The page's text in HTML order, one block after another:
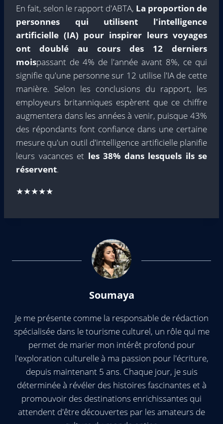
En fait, selon le rapport d'ABTA, La proportion de
personnes qui utilisent l'intelligence
artificielle (IA) pour inspirer leurs voyages
ont doublé au cours des 12 derniers
moispassant de 4% de l'année avant 8%, ce qui
signifie qu'une personne sur 12 utilise l'IA de cette
manière. Selon les conclusions du rapport, les
employeurs britanniques espèrent que ce chiffre
augmentera dans les années à venir, puisque 43%
des répondants font confiance dans une certaine
mesure qu'un outil d'intelligence artificielle planifie
leurs vacances et les 38% dans lesquels ils se
réservent.
★★★★★
Soumaya
Je me présente comme la responsable de rédaction
spécialisée dans le tourisme culturel, un rôle qui me
permet de marier mon intérêt profond pour
l'exploration culturelle à ma passion pour l'écriture,
depuis maintenant 5 ans. Chaque jour, je suis
déterminée à révéler des histoires fascinantes et à
promouvoir des destinations enrichissantes qui
attendent d'être découvertes par les amateurs de